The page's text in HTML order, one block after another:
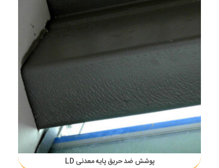
پوشش ضد حریق پایه معدنی LD